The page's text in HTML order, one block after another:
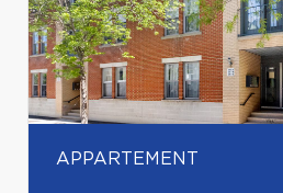
APPARTEMENT